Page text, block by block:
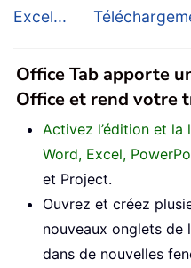
Excel...
Office Tab apporte
Office et rend votre
Activez l’édition et
Word, Excel,
et Project.
Ouvrez et créez
nouveaux onglets de
dans de nouvelles